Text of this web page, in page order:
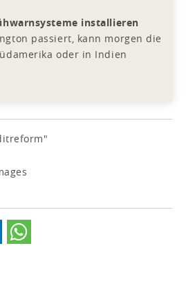
installieren
passiert, kann morgen die
oder in Indien